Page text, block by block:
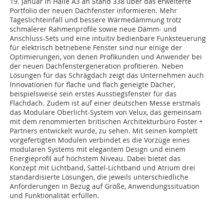
Portfolio der neuen Dachfenster informieren. Mehr
Tageslichteinfall und bessere Wärmedämmung trotz
schmalerer Rahmenprofile sowie neue Dämm- und
Anschluss-Sets und eine intuitiv bedienbare Funksteuerung
für elektrisch betriebene Fenster sind nur einige der
Optimierungen, von denen Profikunden und Anwender bei
der neuen Dachfenstergeneration profitieren. Neben
Lösungen für das Schrägdach zeigt das Unternehmen auch
Innovationen für flache und flach geneigte Dächer,
beispielsweise sein erstes Ausstiegsfenster für das
Flachdach. Zudem ist auf einer deutschen Messe erstmals
das Modulare Oberlicht-System von Velux, das gemeinsam
mit dem renommierten britischen Architekturbüro Foster +
Partners entwickelt wurde, zu sehen. Mit seinen komplett
vorgefertigten Modulen verbindet es die Vorzüge eines
modularen Systems mit elegantem Design und einem
Energieprofil auf höchstem Niveau. Dabei bietet das
Konzept mit Lichtband, Sattel-Lichtband und Atrium drei
standardisierte Lösungen, die jeweils unterschiedliche
Anforderungen in Bezug auf Größe, Anwendungssituation
und Funktionalität erfüllen.